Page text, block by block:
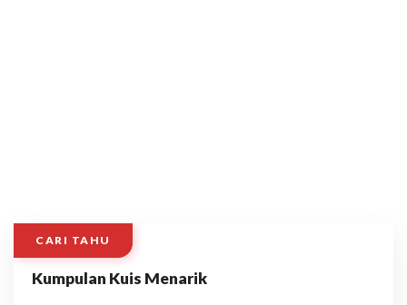
CARI TAHU
Kumpulan Kuis Menarik